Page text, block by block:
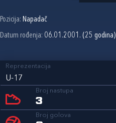
Pozicija: Napadač
Datum rođenja: 06.01.2001. (25 godina)
Reprezentacija
U-17
Broj nastupa
3
Broj golova